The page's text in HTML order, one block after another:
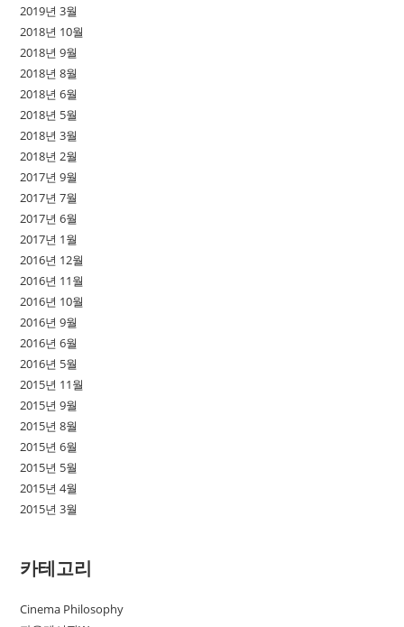
2019년 3월
2018년 10월
2018년 9월
2018년 8월
2018년 6월
2018년 5월
2018년 3월
2018년 2월
2017년 9월
2017년 7월
2017년 6월
2017년 1월
2016년 12월
2016년 11월
2016년 10월
2016년 9월
2016년 6월
2016년 5월
2015년 11월
2015년 9월
2015년 8월
2015년 6월
2015년 5월
2015년 4월
2015년 3월
카테고리
Cinema Philosophy